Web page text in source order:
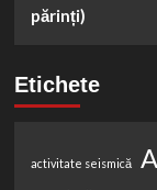
părinți)
Etichete
activitate seismică